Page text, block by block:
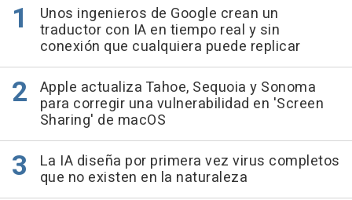
Unos ingenieros de Google crean un
traductor con IA en tiempo real y sin
conexión que cualquiera puede replicar
Apple actualiza Tahoe, Sequoia y Sonoma
para corregir una vulnerabilidad en 'Screen
Sharing' de macOS
La IA diseña por primera vez virus completos
que no existen en la naturaleza